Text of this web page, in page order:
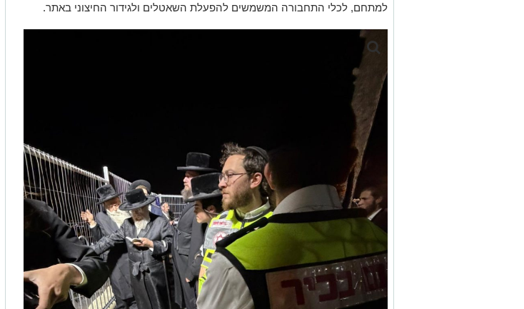
למתחם, לכלי התחבורה המשמשים להפעלת השאטלים ולגידור החיצוני באתר.